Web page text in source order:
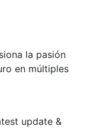
la pasión
en múltiples
update &